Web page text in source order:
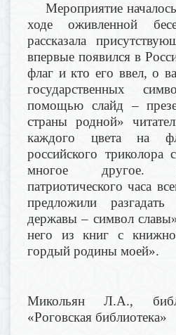
Мероприятие
ходе оживленной
рассказала
впервые появился в
флаг и кто его ввел, о
государственных
помощью слайд –
страны родной»
каждого цвета на
российского
многое другое.
патриотического часа
предложили
державы – символ
него из книг с
гордый родины моей».
Микольян Л.А.,
«Роговская библиотека»